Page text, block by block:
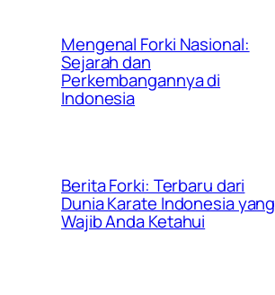
Mengenal Forki Nasional:
Sejarah dan
Perkembangannya di
Indonesia
Berita Forki: Terbaru dari
Dunia Karate Indonesia yang
Wajib Anda Ketahui